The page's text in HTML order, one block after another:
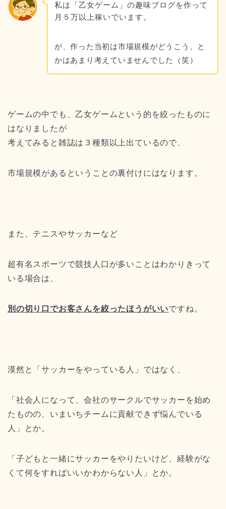
私は「乙女ゲーム」の趣味ブログを作って
月５万以上稼いでいます。
が、作った当初は市場規模がどうこう、と
かはあまり考えていませんでした（笑）
ゲームの中でも、乙女ゲームという的を絞ったものに
はなりましたが
考えてみると雑誌は３種類以上出ているので、
市場規模があるということの裏付けにはなります。
また、テニスやサッカーなど
超有名スポーツで競技人口が多いことはわかりきって
いる場合は、
別の切り口でお客さんを絞ったほうがいいですね。
漠然と「サッカーをやっている人」ではなく、
「社会人になって、会社のサークルでサッカーを始め
たものの、いまいちチームに貢献できず悩んでいる
人」とか。
「子どもと一緒にサッカーをやりたいけど、経験がな
くて何をすればいいかわからない人」とか。